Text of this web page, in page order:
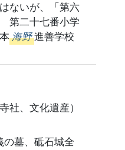
ないが、「第六
二十七番小学
海野 進善学校
社、文化遺産）
の墓、砥石城全